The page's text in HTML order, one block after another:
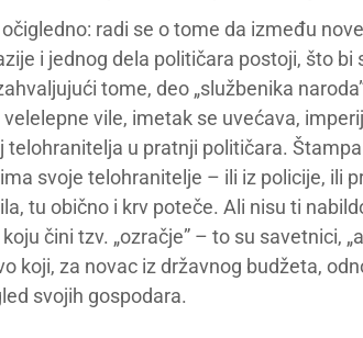
radi se o tome da između
i jednog dela političara postoji, što bi
tome, deo „službenika
vile, imetak se uvećava,
telohranitelja u pratnji političara.
svoje telohranitelje – ili iz policije, ili
tu obično i krv poteče. Ali nisu ti
čini tzv. „ozračje” – to su savetnici,
koji, za novac iz državnog budžeta,
svojih gospodara.